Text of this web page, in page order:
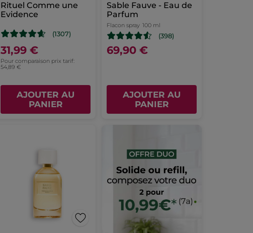
Rituel Comme une
Evidence
(1307)
31,99 €
Pour comparaison prix tarif:
54,89 €
AJOUTER AU
PANIER
Sable Fauve - Eau de
Parfum
Flacon spray 100 ml
(398)
69,90 €
AJOUTER AU
PANIER